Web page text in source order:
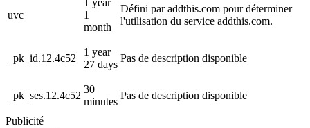
uvc
1 year
1
month
Défini par addthis.com pour déterminer
l'utilisation du service addthis.com.
_pk_id.12.4c52
1 year
27 days
Pas de description disponible
_pk_ses.12.4c52
30
minutes
Pas de description disponible
Publicité